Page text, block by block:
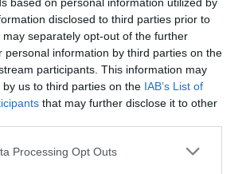
disclosed to third parties prior to
separately opt-out of the further
personal information by third parties on the
participants. This information may
us to third parties on the IAB’s List of
that may further disclose it to other
website/app uses one or more Google
Processing Opt Outs